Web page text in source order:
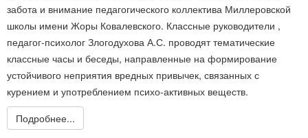
забота и внимание педагогического коллектива Миллеровской
школы имени Жоры Ковалевского. Классные руководители ,
педагог-психолог Злогодухова А.С. проводят тематические
классные часы и беседы, направленные на формирование
устойчивого неприятия вредных привычек, связанных с
курением и употреблением психо-активных веществ.
Подробнее...